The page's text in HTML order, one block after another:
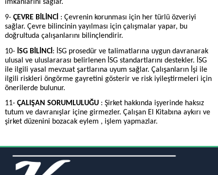
imkanlarını sağlar.
9- ÇEVRE BİLİNCİ : Çevrenin korunması için her türlü özveriyi
sağlar. Çevre bilincinin yayılması için çalışmalar yapar, bu
doğrultuda çalışanlarını bilinçlendirir.
10- İSG BİLİNCİ : İSG prosedür ve talimatlarına uygun davranarak
ulusal ve uluslararası belirlenen İSG standartlarını destekler. İSG
ile ilgili yasal mevzuat şartlarına uyum sağlar. Çalışanların İşi ile
ilgili riskleri öngörme gayretini gösterir ve risk iyileştirmeleri için
önerilerde bulunur.
11- ÇALIŞAN SORUMLULUĞU : Şirket hakkında işyerinde haksız
tutum ve davranışlar içine girmezler. Çalışan El Kitabına aykırı ve
şirket düzenini bozacak eylem , işlem yapmazlar.